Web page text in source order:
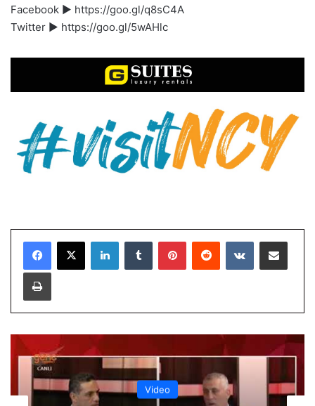
Facebook ► https://goo.gl/q8sC4A
Twitter ► https://goo.gl/5wAHlc
LinkedInTumblr PinterestReddit VKontakteE-Posta ile paylaş
Yazdır
Video